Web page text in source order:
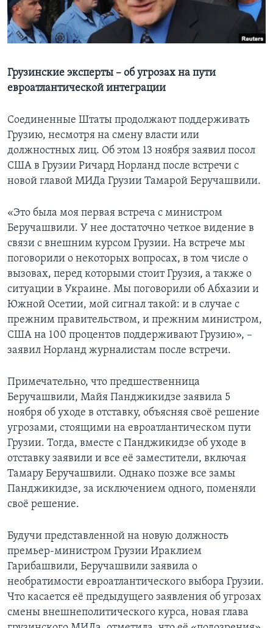
Learning English
Грузинские эксперты – об угрозах на пути
евроатлантической интеграции
Соединенные Штаты продолжают поддерживать
Грузию, несмотря на смену власти или
должностных лиц. Об этом 13 ноября заявил посол
США в Грузии Ричард Норланд после встречи с
новой главой МИДа Грузии Тамарой Беручашвили.
«Это была моя первая встреча с министром
Беручашвили. У нее достаточно четкое видение в
связи с внешним курсом Грузии. На встрече мы
поговорили о некоторых вопросах, в том числе о
вызовах, перед которыми стоит Грузия, а также о
ситуации в Украине. Мы поговорили об Абхазии и
Южной Осетии, мой сигнал такой: и в случае с
прежним правительством, и прежним министром,
США на 100 процентов поддерживают Грузию», –
заявил Норланд журналистам после встречи.
Примечательно, что предшественница
Беручашвили, Майя Панджикидзе заявила 5
ноября об уходе в отставку, объясняя своё решение
угрозами, стоящими на евроатлантическом пути
Грузии. Тогда, вместе с Панджикидзе об уходе в
отставку заявили и все её заместители, включая
Тамару Беручашвили. Однако позже все замы
Панджикидзе, за исключением одного, поменяли
своё решение.
Будучи представленной на новую должность
премьер-министром Грузии Ираклием
Гарибашвили, Беручашвили заявила о
необратимости евроатлантического выбора Грузии.
Что касается её предыдущего заявления об угрозах
смены внешнеполитического курса, новая глава